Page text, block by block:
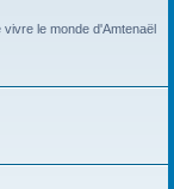
le monde d'Amtenaël